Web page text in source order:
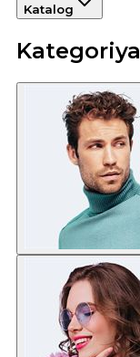
Katalog
Kategoriya